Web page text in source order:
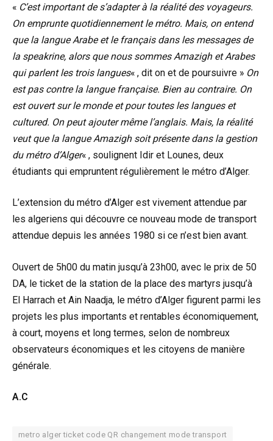
« C’est important de s’adapter à la réalité des voyageurs.
On emprunte quotidiennement le métro. Mais, on entend
que la langue Arabe et le français dans les messages de
la speakrine, alors que nous sommes Amazigh et Arabes
qui parlent les trois langues« , dit on et de poursuivre » On
est pas contre la langue française. Bien au contraire. On
est ouvert sur le monde et pour toutes les langues et
cultured. On peut ajouter même l’anglais. Mais, la réalité
veut que la langue Amazigh soit présente dans la gestion
du métro d’Alger« , soulignent Idir et Lounes, deux
étudiants qui empruntent régulièrement le métro d’Alger.
L’extension du métro d’Alger est vivement attendue par
les algeriens qui découvre ce nouveau mode de transport
attendue depuis les années 1980 si ce n’est bien avant.
Ouvert de 5h00 du matin jusqu’à 23h00, avec le prix de 50
DA, le ticket de la station de la place des martyrs jusqu’à
El Harrach et Ain Naadja, le métro d’Alger figurent parmi les
projets les plus importants et rentables économiquement,
à court, moyens et long termes, selon de nombreux
observateurs économiques et les citoyens de manière
générale.
A.C
metro alger ticket code QR changement mode transport